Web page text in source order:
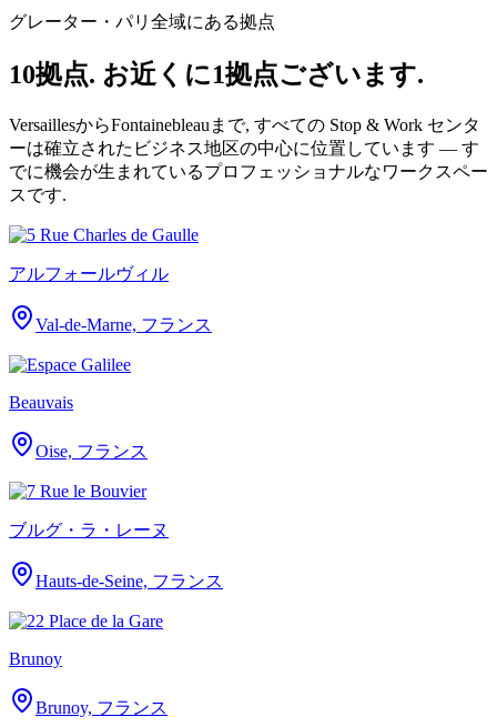
グレーター・パリ全域にある拠点
10拠点. お近くに1拠点ございます.
VersaillesからFontainebleauまで, すべての Stop & Work センタ
ーは確立されたビジネス地区の中心に位置しています — す
でに機会が生まれているプロフェッショナルなワークスペー
スです.
アルフォールヴィル
Val-de-Marne, フランス
Beauvais
Oise, フランス
ブルグ・ラ・レーヌ
Hauts-de-Seine, フランス
Brunoy
Brunoy, フランス